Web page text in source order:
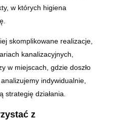
w których higiena
skomplikowane realizacje,
kanalizacyjnych,
w miejscach, gdzie doszło
indywidualnie,
strategię działania.
z